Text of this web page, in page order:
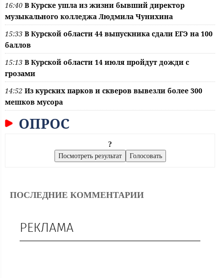
16:40 В Курске ушла из жизни бывший директор
музыкального колледжа Людмила Чунихина
15:33 В Курской области 44 выпускника сдали ЕГЭ на 100
баллов
15:13 В Курской области 14 июля пройдут дожди с
грозами
14:52 Из курских парков и скверов вывезли более 300
мешков мусора
ОПРОС
?
ПОСЛЕДНИЕ КОММЕНТАРИИ
РЕКЛАМА